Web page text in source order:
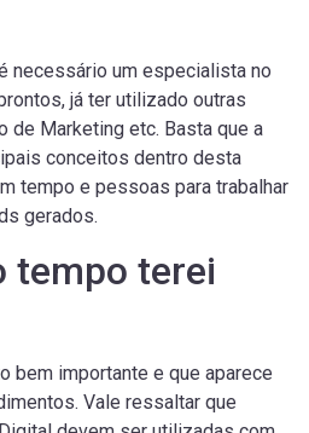
necessário um especialista no
já ter utilizado outras
de Marketing etc. Basta que a
conceitos dentro desta
tempo e pessoas para trabalhar
gerados.
tempo terei
bem importante e que aparece
Vale ressaltar que